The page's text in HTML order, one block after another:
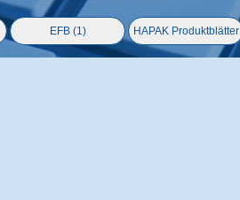
EFB (1) ▼
HAPAK Produktblätter